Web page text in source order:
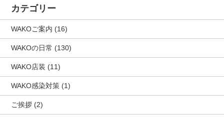
カテゴリー
WAKOご案内 (16)
WAKOの日常 (130)
WAKO店装 (11)
WAKO感染対策 (1)
ご挨拶 (2)